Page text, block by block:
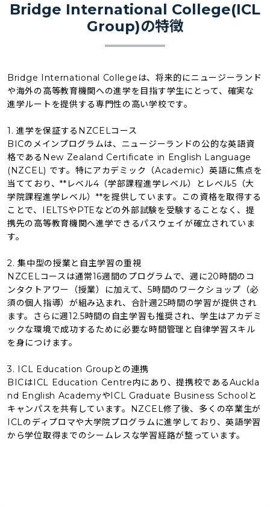
Bridge International College(ICL
Group)の特徴
Bridge International Collegeは、将来的にニュージーランド
や海外の高等教育機関への進学を目指す学生にとって、確実な
進学ルートを提供する専門性の高い学校です。
1. 進学を保証するNZCELコース
BICのメインプログラムは、ニュージーランドの公的な英語資
格であるNew Zealand Certificate in English Language
(NZCEL) です。特にアカデミック（Academic）英語に焦点を
当てており、**レベル4（学部課程進学レベル）とレベル5（大
学院課程進学レベル）**を提供しています。この資格を取得する
ことで、IELTSやPTEなどの外部試験を受験することなく、提
携先の高等教育機関へ進学できるパスウェイが確立されていま
す。
2. 集中型の授業と自主学習の重視
NZCELコースは通常16週間のプログラムで、週に20時間のコ
ンタクトアワー（授業）に加えて、5時間のワークショップ（必
須の個人指導）が組み込まれ、合計週25時間の学習が提供され
ます。さらに週12.5時間の自主学習も推奨され、学生はアカデミ
ックな環境で成功するために必要な時間管理と自律学習スキル
を身につけます。
3. ICL Education Groupとの連携
BICはICL Education Centre内にあり、提携校であるAuckla
nd English AcademyやICL Graduate Business Schoolと
キャンパスを共有しています。NZCEL修了後、多くの卒業生が
ICLのディプロマや大学院プログラムに進学しており、英語学習
から学位取得までのシームレスな学習経路が整っています。